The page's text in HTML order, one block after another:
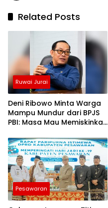
Related Posts
Ruwai Jurai
Deni Ribowo Minta Warga
Mampu Mundur dari BPJS
PBI: Masa Mau Memiskinkan
Pesawaran